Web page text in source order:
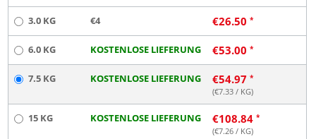
3.0 KG €4 €26.50
6.0 KG KOSTENLOSE LIEFERUNG €53.00
7.5 KG KOSTENLOSE LIEFERUNG €54.97
(€7.33 / KG)
15 KG KOSTENLOSE LIEFERUNG €108.84
(€7.26 / KG)